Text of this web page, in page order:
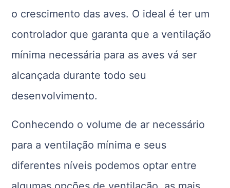
o crescimento das aves. O ideal é ter um
controlador que garanta que a ventilação
mínima necessária para as aves vá ser
alcançada durante todo seu
desenvolvimento.
Conhecendo o volume de ar necessário
para a ventilação mínima e seus
diferentes níveis podemos optar entre